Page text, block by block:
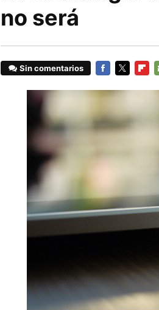
no será
Sin comentarios